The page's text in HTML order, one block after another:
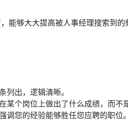
能够大大提高被人事经理搜索到的
列出，逻辑清晰。
个岗位上做出了什么成绩，而不
您的经验能够胜任您应聘的职位。